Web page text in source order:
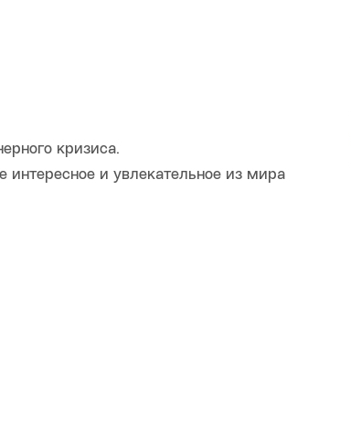
кризиса.
интересное и увлекательное из мира